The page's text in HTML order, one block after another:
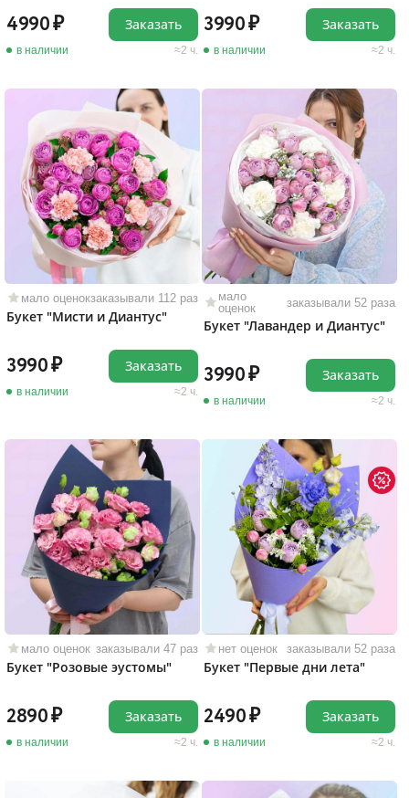
4990
в наличии 2 ч.
Заказать 3990
в наличии 2 ч.
Заказать
мало оценокзаказывали 112 раз
Букет "Мисти и Диантус"
3990
в наличии 2 ч.
Заказать
мало
оценок
заказывали 52 раза
Букет "Лавандер и Диантус"
3990
в наличии 2 ч.
Заказать
мало оценок заказывали 47 раз
Букет "Розовые эустомы"
2890
в наличии 2 ч.
Заказать
нет оценок заказывали 52 раза
Букет "Первые дни лета"
2490
в наличии 2 ч.
Заказать